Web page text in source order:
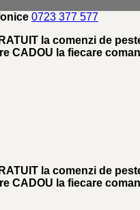
0723 377 577
la comenzi de
CADOU la fiecare
la comenzi de
CADOU la fiecare